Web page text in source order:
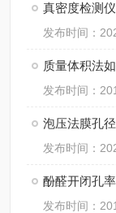
真密度检测
发布时间：
质量体积法
发布时间：
泡压法膜孔
发布时间：
酚醛开闭孔
发布时间：